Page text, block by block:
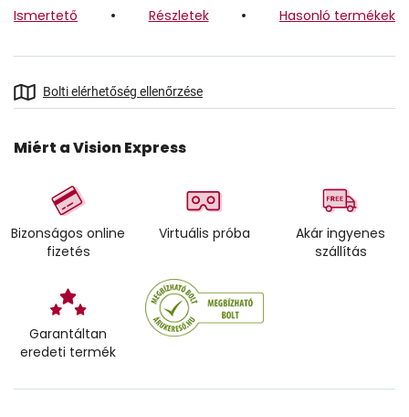
Ismertető Részletek Hasonló termékek
Bolti elérhetőség ellenőrzése
Miért a Vision Express
Bizonságos online
fizetés
Virtuális próba
Akár ingyenes
szállítás
Garantáltan
eredeti termék